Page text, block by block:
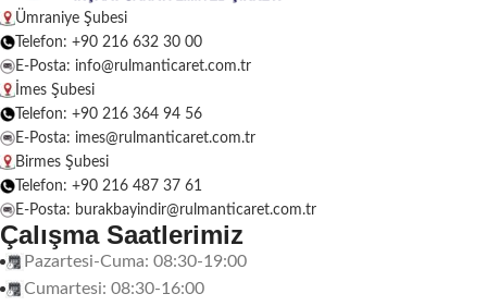
Ümraniye Şubesi
Telefon: +90 216 632 30 00
E-Posta: info@rulmanticaret.com.tr
İmes Şubesi
Telefon: +90 216 364 94 56
E-Posta: imes@rulmanticaret.com.tr
Birmes Şubesi
Telefon: +90 216 487 37 61
E-Posta: burakbayindir@rulmanticaret.com.tr
Çalışma Saatlerimiz
Pazartesi-Cuma: 08:30-19:00
Cumartesi: 08:30-16:00